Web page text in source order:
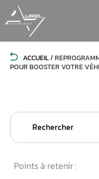
ACCUEIL/
POUR BOOSTER VOTRE
Search
Points à retenir :